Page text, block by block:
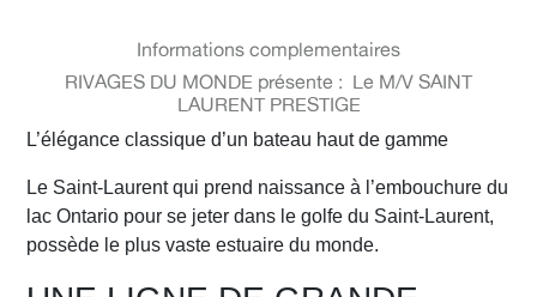
Informations complementaires
RIVAGES DU MONDE présente : Le M/V SAINT
LAURENT PRESTIGE
L’élégance classique d’un bateau haut de gamme
Le Saint-Laurent qui prend naissance à l’embouchure du
lac Ontario pour se jeter dans le golfe du Saint-Laurent,
possède le plus vaste estuaire du monde.